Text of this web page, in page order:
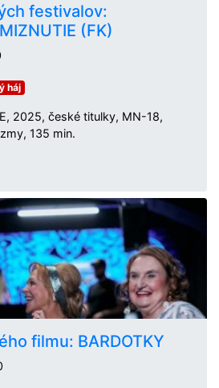
festivalov:
(FK)
háj
2025, české titulky, MN-18,
135 min.
filmu: BARDOTKY